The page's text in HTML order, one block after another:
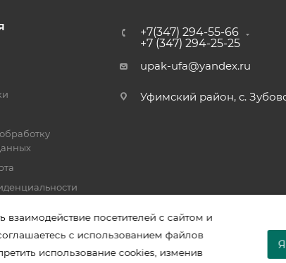
+7(347) 294-55-66
+7 (347) 294-25-25
upak-ufa@yandex.ru
Уфимский район, с.
посетителей с сайтом и
с использованием файлов
использование cookies, изменив